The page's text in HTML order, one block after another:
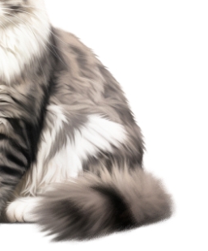
MAMALARI
İncele